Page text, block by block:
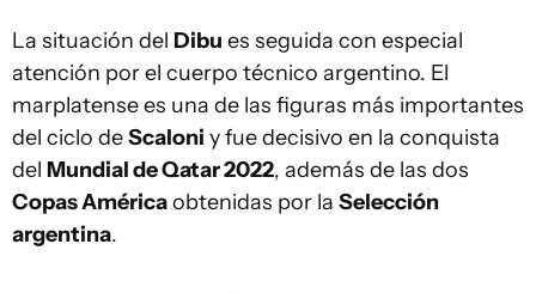
La situación del Dibu es seguida con especial
atención por el cuerpo técnico argentino. El
marplatense es una de las figuras más importantes
del ciclo deScaloni y fue decisivo en la conquista
del Mundial de Qatar 2022, además de las dos
Copas Américaobtenidas por la Selección
argentina.